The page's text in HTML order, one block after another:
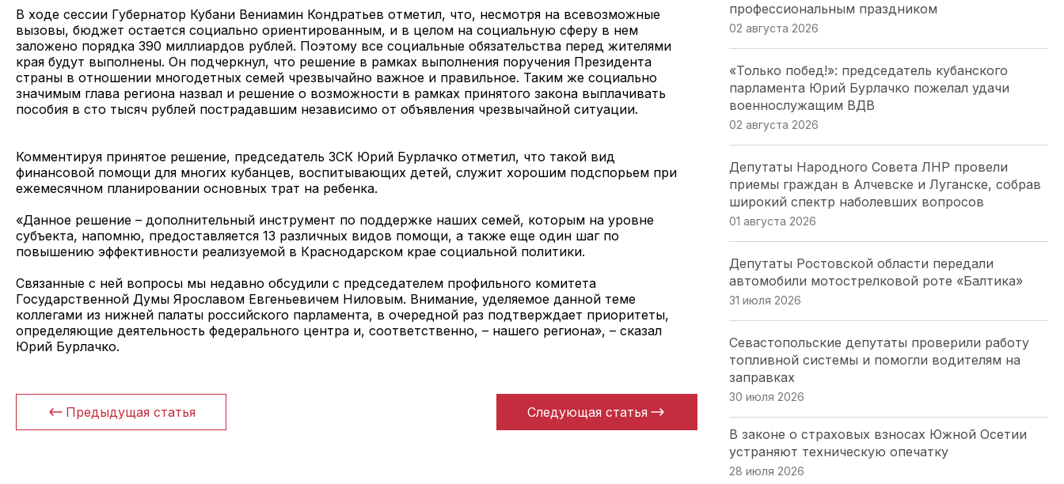
В ходе сессии Губернатор Кубани Вениамин Кондратьев отметил, что, несмотря на всевозможные
вызовы, бюджет остается социально ориентированным, и в целом на социальную сферу в нем
заложено порядка 390 миллиардов рублей. Поэтому все социальные обязательства перед жителями
края будут выполнены. Он подчеркнул, что решение в рамках выполнения поручения Президента
страны в отношении многодетных семей чрезвычайно важное и правильное. Таким же социально
значимым глава региона назвал и решение о возможности в рамках принятого закона выплачивать
пособия в сто тысяч рублей пострадавшим независимо от объявления чрезвычайной ситуации.
Комментируя принятое решение, председатель ЗСК Юрий Бурлачко отметил, что такой вид
финансовой помощи для многих кубанцев, воспитывающих детей, служит хорошим подспорьем при
ежемесячном планировании основных трат на ребенка.
«Данное решение – дополнительный инструмент по поддержке наших семей, которым на уровне
субъекта, напомню, предоставляется 13 различных видов помощи, а также еще один шаг по
повышению эффективности реализуемой в Краснодарском крае социальной политики.
Связанные с ней вопросы мы недавно обсудили с председателем профильного комитета
Государственной Думы Ярославом Евгеньевичем Ниловым. Внимание, уделяемое данной теме
коллегами из нижней палаты российского парламента, в очередной раз подтверждает приоритеты,
определяющие деятельность федерального центра и, соответственно, – нашего региона», – сказал
Юрий Бурлачко.
Предыдущая статья Следующая статья
профессиональным праздником
02 августа 2026
«Только побед!»: председатель кубанского
парламента Юрий Бурлачко пожелал удачи
военнослужащим ВДВ
02 августа 2026
Депутаты Народного Совета ЛНР провели
приемы граждан в Алчевске и Луганске, собрав
широкий спектр наболевших вопросов
01 августа 2026
Депутаты Ростовской области передали
автомобили мотострелковой роте «Балтика»
31 июля 2026
Севастопольские депутаты проверили работу
топливной системы и помогли водителям на
заправках
30 июля 2026
Астраханский парламент поддержал проект
«Карта городских приоритетов»
29 июля 2026
В законе о страховых взносах Южной Осетии
устраняют техническую опечатку
28 июля 2026